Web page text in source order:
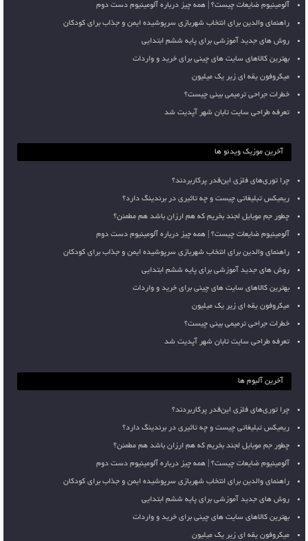
آلومینیوم ضایعات چیست؟ | همه چیز درباره آلومینیوم دست دوم
راهنمای والدین برای انتخاب شهربازی سرپوشیده ایمن و جذاب برای کودکان
روش های جدید آموزشی برای پایه ششم ابتدایی
بهترین کالاهای سایت های چینی برای خرید و واردات
میکروفون یقه ای زیر یک میلیون
خطرات جراحی ترمیمی بینی چیست؟
تعرفه طراحی سایت تابان شهر آپدیت شد
آخرین موزیک ویدئو ها
چرا توری‌های فلزی این‌قدر پرکاربردند؟
ریمیکس تبلیغاتی چیست و چه تاثیری در برندینگ دارد؟
چطور جم موبایل لجند بخریم که هم ارزان باشد هم مطمئن؟
آلومینیوم ضایعات چیست؟ | همه چیز درباره آلومینیوم دست دوم
راهنمای والدین برای انتخاب شهربازی سرپوشیده ایمن و جذاب برای کودکان
روش های جدید آموزشی برای پایه ششم ابتدایی
بهترین کالاهای سایت های چینی برای خرید و واردات
میکروفون یقه ای زیر یک میلیون
خطرات جراحی ترمیمی بینی چیست؟
تعرفه طراحی سایت تابان شهر آپدیت شد
آخرین آلبوم ها
چرا توری‌های فلزی این‌قدر پرکاربردند؟
ریمیکس تبلیغاتی چیست و چه تاثیری در برندینگ دارد؟
چطور جم موبایل لجند بخریم که هم ارزان باشد هم مطمئن؟
آلومینیوم ضایعات چیست؟ | همه چیز درباره آلومینیوم دست دوم
راهنمای والدین برای انتخاب شهربازی سرپوشیده ایمن و جذاب برای کودکان
روش های جدید آموزشی برای پایه ششم ابتدایی
بهترین کالاهای سایت های چینی برای خرید و واردات
میکروفون یقه ای زیر یک میلیون